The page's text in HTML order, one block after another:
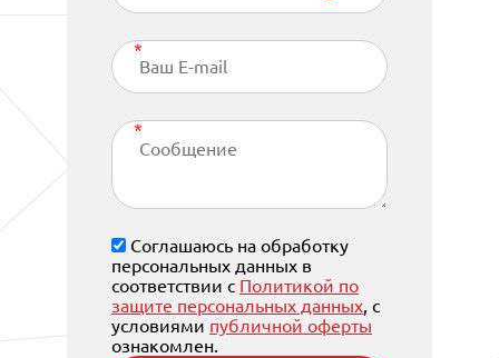
Соглашаюсь на обработку
персональных данных в
соответствии с Политикой по
защите персональных данных, с
условиями публичной оферты
ознакомлен.